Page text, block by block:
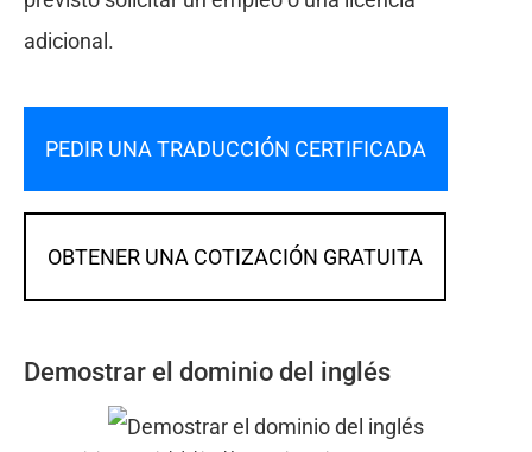
adicional.
PEDIR UNA TRADUCCIÓN CERTIFICADA
OBTENER UNA COTIZACIÓN GRATUITA
Demostrar el dominio del inglés